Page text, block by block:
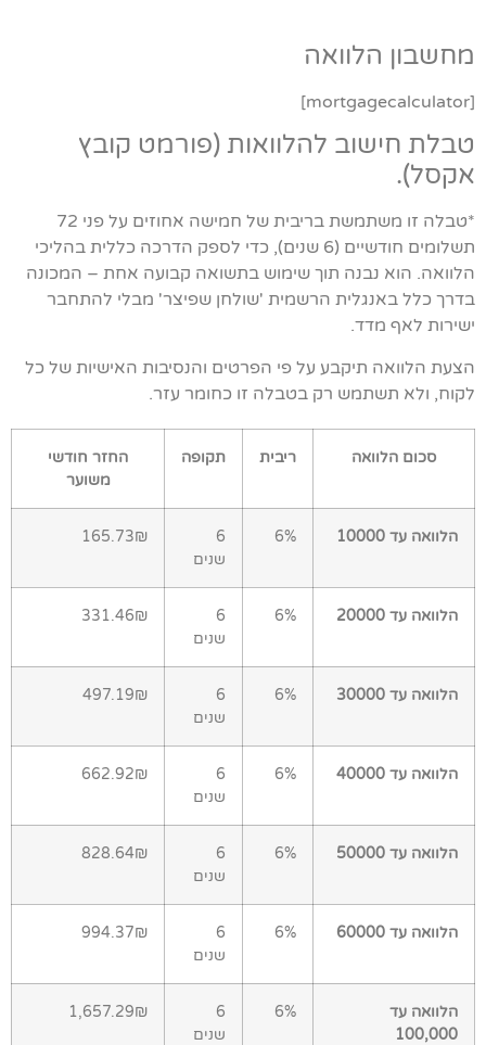
מחשבון הלוואה
[mortgagecalculator]
טבלת חישוב להלוואות (פורמט קובץ
אקסל).
*טבלה זו משתמשת בריבית של חמישה אחוזים על פני 72
תשלומים חודשיים (6 שנים), כדי לספק הדרכה כללית בהליכי
הלוואה. הוא נבנה תוך שימוש בתשואה קבועה אחת – המכונה
בדרך כלל באנגלית הרשמית 'שולחן שפיצר' מבלי להתחבר
ישירות לאף מדד.
הצעת הלוואה תיקבע על פי הפרטים והנסיבות האישיות של כל
לקוח, ולא תשתמש רק בטבלה זו כחומר עזר.
סכום הלוואה ריבית תקופה
החזר חודשי
משוער
הלוואה עד 10000 6%
6
שנים
165.73₪
הלוואה עד 20000 6%
6
שנים
331.46₪
הלוואה עד 30000 6%
6
שנים
497.19₪
הלוואה עד 40000 6%
6
שנים
662.92₪
הלוואה עד 50000 6%
6
שנים
828.64₪
הלוואה עד 60000 6%
6
שנים
994.37₪
הלוואה עד
100,000
6%
6
שנים
1,657.29₪